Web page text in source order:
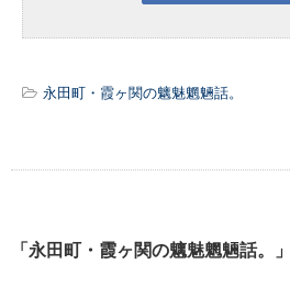
永田町・霞ヶ関の魑魅魍魎話。
「永田町・霞ヶ関の魑魅魍魎話。